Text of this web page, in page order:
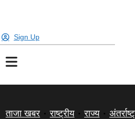
Sign Up
ताजा खबर राष्ट्रीय राज्य